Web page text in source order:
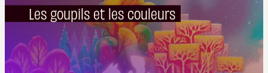
Les goupils et les couleurs